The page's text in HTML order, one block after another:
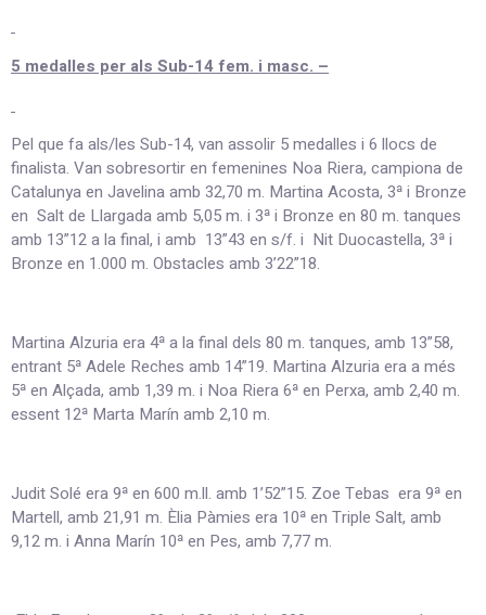
5 medalles per als Sub-14 fem. i masc. –
Pel que fa als/les Sub-14, van assolir 5 medalles i 6 llocs de
finalista. Van sobresortir en femenines Noa Riera, campiona de
Catalunya en Javelina amb 32,70 m. Martina Acosta, 3ª i Bronze
en Salt de Llargada amb 5,05 m. i 3ª i Bronze en 80 m. tanques
amb 13”12 a la final, i amb 13”43 en s/f. i Nit Duocastella, 3ª i
Bronze en 1.000 m. Obstacles amb 3’22”18.
Martina Alzuria era 4ª a la final dels 80 m. tanques, amb 13”58,
entrant 5ª Adele Reches amb 14”19. Martina Alzuria era a més
5ª en Alçada, amb 1,39 m. i Noa Riera 6ª en Perxa, amb 2,40 m.
essent 12ª Marta Marín amb 2,10 m.
Judit Solé era 9ª en 600 m.ll. amb 1’52”15. Zoe Tebas era 9ª en
Martell, amb 21,91 m. Èlia Pàmies era 10ª en Triple Salt, amb
9,12 m. i Anna Marín 10ª en Pes, amb 7,77 m.